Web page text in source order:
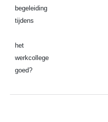
begeleiding
tijdens
het
werkcollege
goed?